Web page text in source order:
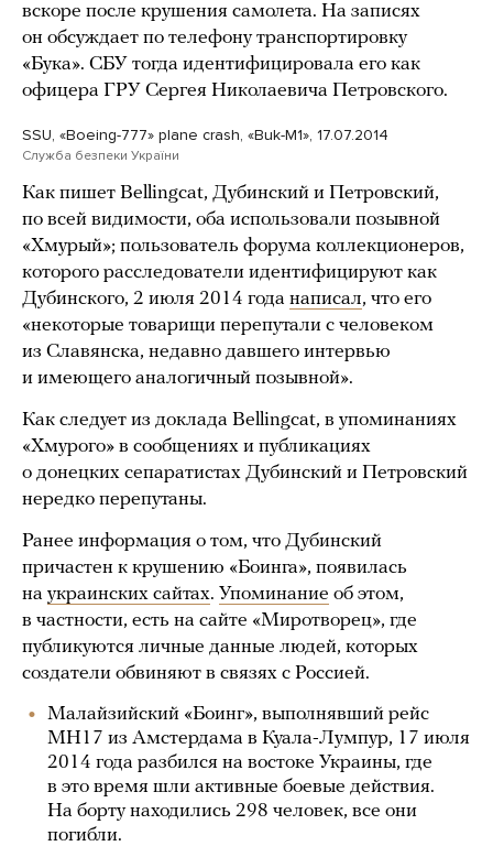
вскоре после крушения самолета. На записях
он обсуждает по телефону транспортировку
«Бука». СБУ тогда идентифицировала его как
офицера ГРУ Сергея Николаевича Петровского.
SSU, «Boeing-777» plane crash, «Buk-M1», 17.07.2014
Служба безпеки України
Как пишет Bellingcat, Дубинский и Петровский,
по всей видимости, оба использовали позывной
«Хмурый»; пользователь форума коллекционеров,
которого расследователи идентифицируют как
Дубинского, 2 июля 2014 года написал, что его
«некоторые товарищи перепутали с человеком
из Славянска, недавно давшего интервью
и имеющего аналогичный позывной».
Как следует из доклада Bellingcat, в упоминаниях
«Хмурого» в сообщениях и публикациях
о донецких сепаратистах Дубинский и Петровский
нередко перепутаны.
Ранее информация о том, что Дубинский
причастен к крушению «Боинга», появилась
на украинских сайтах. Упоминание об этом,
в частности, есть на сайте «Миротворец», где
публикуются личные данные людей, которых
создатели обвиняют в связях с Россией.
Малайзийский «Боинг», выполнявший рейс
MH17 из Амстердама в Куала-Лумпур, 17 июля
2014 года разбился на востоке Украины, где
в это время шли активные боевые действия.
На борту находились 298 человек, все они
погибли.